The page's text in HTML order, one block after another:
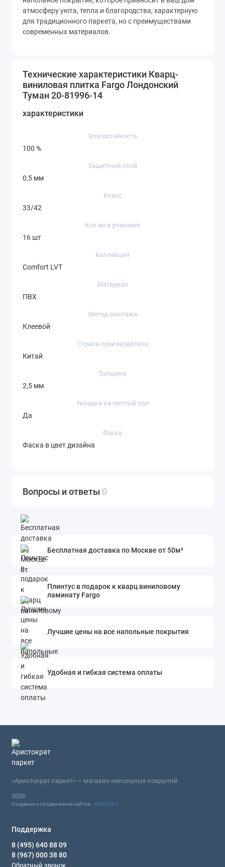
атмосферу уюта, тепла и благородства, характерную
для традиционного паркета, но с преимуществами
современных материалов.
Технические характеристики Кварц-
виниловая плитка Fargo Лондонский
Туман 20-81996-14
характеристики
Влагостойкость
100 %
Защитный слой
0,5 мм
Класс
33/42
Кол-во в упаковке
16 шт
Коллекция
Comfort LVT
Материал
ПВХ
Метод монтажа
Клеевой
Страна производителя
Китай
Толщина
2,5 мм
Укладка на теплый пол
Да
Фаска
Фаска в цвет дизайна
Вопросы и ответы 0
Бесплатная доставка по Москве от 50м²
Плинтус в подарок к кварц виниловому
ламинату Fargo
Лучшие цены на все напольные покрытия
Удобная и гибкая система оплаты
«Аристократ паркет» — магазин напольных покрытий
2026
Создание и продвижение сайтов -SeoУслуга
Поддержка
8 (495) 640 88 09
8 (967) 000 38 80
Обратный звонок